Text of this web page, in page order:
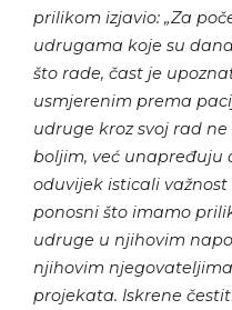
prilikom izjavio: „Za
udrugama koje su
što rade, čast je
usmjerenim prema
udruge kroz svoj rad
boljim, već unapređuju
oduvijek isticali
ponosni što imamo
udruge u njihovim
njihovim
projekata. Iskrene